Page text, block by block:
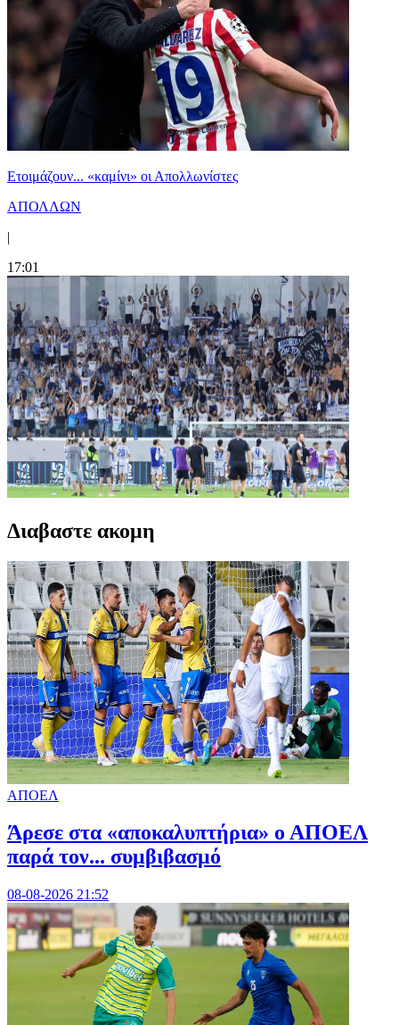
Ετοιμάζουν... «καμίνι» οι Απολλωνίστες
ΑΠΟΛΛΩΝ
|
17:01
Διαβαστε ακομη
ΑΠΟΕΛ
Άρεσε στα «αποκαλυπτήρια» ο ΑΠΟΕΛ
παρά τον... συμβιβασμό
08-08-2026 21:52